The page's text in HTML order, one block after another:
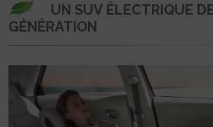
UN SUV ÉLECTRIQUE
GÉNÉRATION